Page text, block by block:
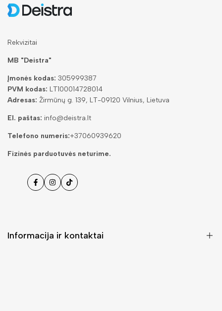
Rekvizitai
MB "Deistra"
Įmonės kodas: 305999387
PVM kodas: LT100014728014
Adresas: Žirmūnų g. 139, LT-09120 Vilnius, Lietuva
El. paštas: info@deistra.lt
Telefono numeris:+37060939620
Fizinės parduotuvės neturime.
FacebookInstagramas
Tiktok
Informacija ir kontaktai